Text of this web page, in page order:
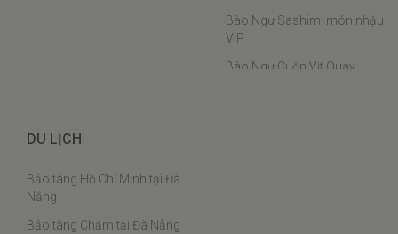
Bào Ngư Sashimi món nhậu
VIP
Bào Ngư Cuộn Vịt Quay
DU LỊCH
Bảo tàng Hồ Chí Minh tại Đà
Nẵng
Bảo tàng Chăm tại Đà Nẵng